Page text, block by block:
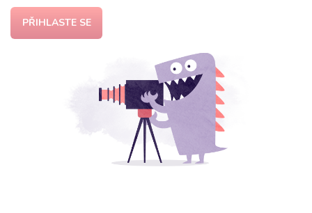
PŘIHLASTE SE